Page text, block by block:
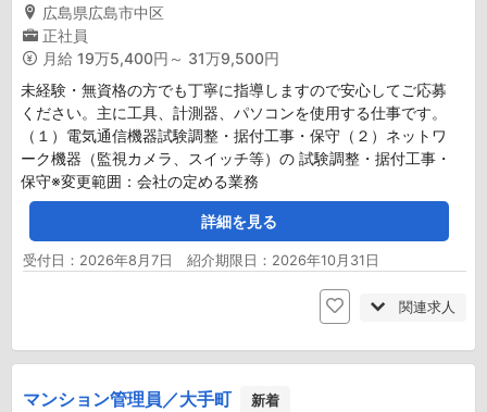
広島県広島市中区
正社員
月給 19万5,400円～ 31万9,500円
未経験・無資格の方でも丁寧に指導しますので安心してご応募
ください。主に工具、計測器、パソコンを使用する仕事です。
（１）電気通信機器試験調整・据付工事・保守（２）ネットワ
ーク機器（監視カメラ、スイッチ等）の 試験調整・据付工事・
保守※変更範囲：会社の定める業務
詳細を見る
受付日：2026年8月7日 紹介期限日：2026年10月31日
関連求人
マンション管理員／大手町 新着